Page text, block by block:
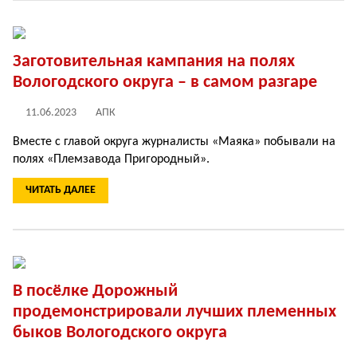
Заготовительная кампания на полях
Вологодского округа – в самом разгаре
11.06.2023 АПК
Вместе с главой округа журналисты «Маяка» побывали на
полях «Племзавода Пригородный».
ЧИТАТЬ ДАЛЕЕ
В посёлке Дорожный
продемонстрировали лучших племенных
быков Вологодского округа